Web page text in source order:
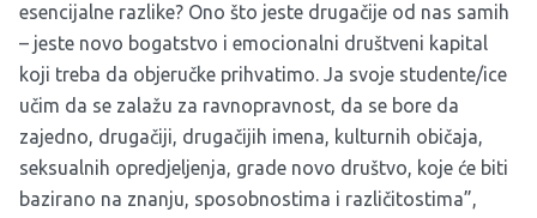
esencijalne razlike? Ono što jeste drugačije od nas samih
– jeste novo bogatstvo i emocionalni društveni kapital
koji treba da objeručke prihvatimo. Ja svoje studente/ice
učim da se zalažu za ravnopravnost, da se bore da
zajedno, drugačiji, drugačijih imena, kulturnih običaja,
seksualnih opredjeljenja, grade novo društvo, koje će biti
bazirano na znanju, sposobnostima i različitostima”,